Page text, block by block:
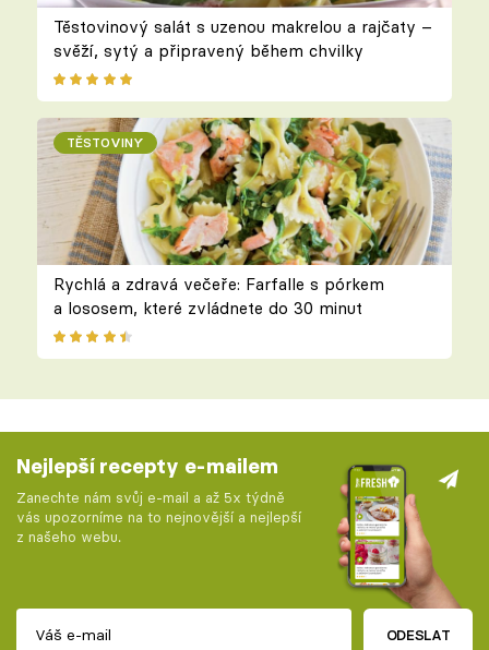
Těstovinový salát s uzenou makrelou a rajčaty –
svěží, sytý a připravený během chvilky
TĚSTOVINY
Rychlá a zdravá večeře: Farfalle s pórkem
a lososem, které zvládnete do 30 minut
Nejlepší recepty e-mailem
Zanechte nám svůj e-mail a až 5x týdně
vás upozorníme na to nejnovější a nejlepší
z našeho webu.
ODESLAT